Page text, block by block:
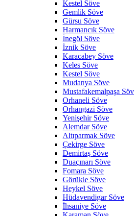
Kestel Söve
Gemlik Söve
Gürsu Söve
Harmancık Söve
İnegöl Söve
İznik Söve
Karacabey Söve
Keles Söve
Kestel Söve
Mudanya Söve
Mustafakemalpaşa
Orhaneli Söve
Orhangazi Söve
Yenişehir Söve
Alemdar Söve
Altıparmak Söve
Çekirge Söve
Demirtaş Söve
Duaçınarı Söve
Fomara Söve
Görükle Söve
Heykel Söve
Hüdavendigar Söve
İhsaniye Söve